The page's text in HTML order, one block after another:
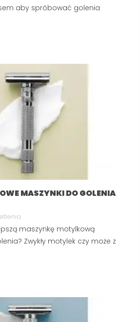
aby spróbować golenia
MASZYNKI DO GOLENIA
maszynkę motylkową
Zwykły motylek czy może z